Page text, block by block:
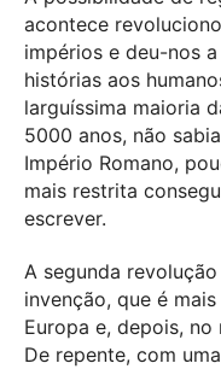
acontece
impérios e deu-nos
histórias aos
larguíssima maioria
5000 anos, não
Império Romano,
mais restrita
escrever.
A segunda
invenção, que é
Europa e, depois,
De repente, com